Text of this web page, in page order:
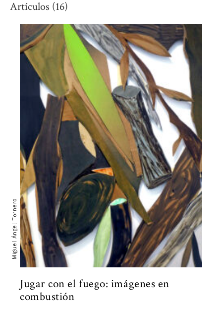
Artículos (16)
Miguel Ángel Tornero
Jugar con el fuego: imágenes en
combustión